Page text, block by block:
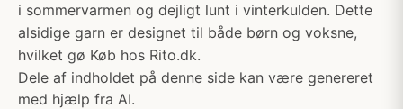
i sommervarmen og dejligt lunt i vinterkulden. Dette
alsidige garn er designet til både børn og voksne,
hvilket gø Køb hos Rito.dk.
Dele af indholdet på denne side kan være genereret
med hjælp fra AI.